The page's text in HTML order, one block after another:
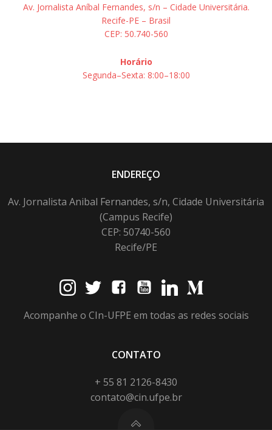
Av. Jornalista Aníbal Fernandes, s/n – Cidade Universitária.
Recife-PE – Brasil
CEP: 50.740-560
Horário
Segunda–Sexta: 8:00–18:00
ENDEREÇO
Av. Jornalista Anibal Fernandes, s/n, Cidade Universitária
(Campus Recife)
CEP: 50740-560
Recife/PE
Acompanhe o CIn-UFPE em todas as redes sociais
CONTATO
+ 55 81 2126-8430
contato@cin.ufpe.br